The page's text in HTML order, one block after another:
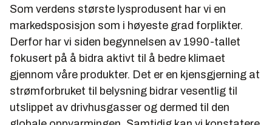
Som verdens største lysprodusent har vi en
markedsposisjon som i høyeste grad forplikter.
Derfor har vi siden begynnelsen av 1990-tallet
fokusert på å bidra aktivt til å bedre klimaet
gjennom våre produkter. Det er en kjensgjerning at
strømforbruket til belysning bidrar vesentlig til
utslippet av drivhusgasser og dermed til den